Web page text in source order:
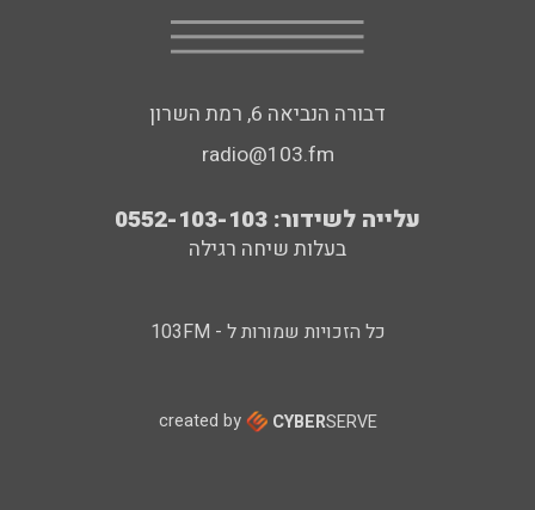
דבורה הנביאה 6, רמת השרון
radio@103.fm
עלייה לשידור: 0552-103-103
בעלות שיחה רגילה
כל הזכויות שמורות ל - 103FM
created by CYBERSERVE